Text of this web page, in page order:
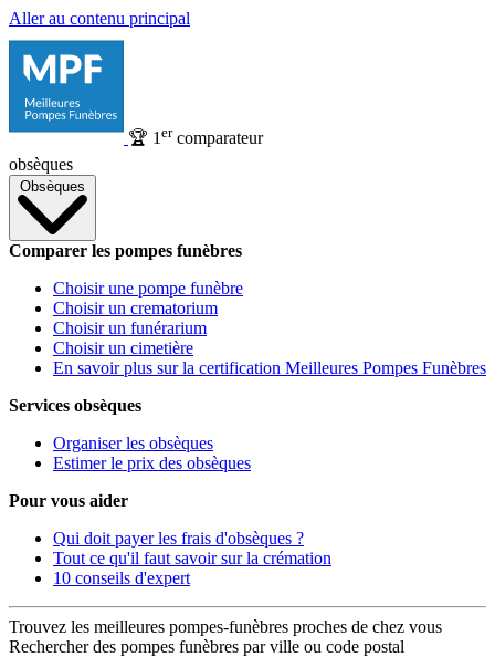
Aller au contenu principal
🏆 1 ercomparateur
obsèques
Obsèques
Comparer les pompes funèbres
Choisir une pompe funèbre
Choisir un crematorium
Choisir un funérarium
Choisir un cimetière
En savoir plus sur la certification Meilleures Pompes Funèbres
Services obsèques
Organiser les obsèques
Estimer le prix des obsèques
Pour vous aider
Qui doit payer les frais d'obsèques ?
Tout ce qu'il faut savoir sur la crémation
10 conseils d'expert
Trouvez les meilleures pompes-funèbres proches de chez vous
Rechercher des pompes funèbres par ville ou code postal